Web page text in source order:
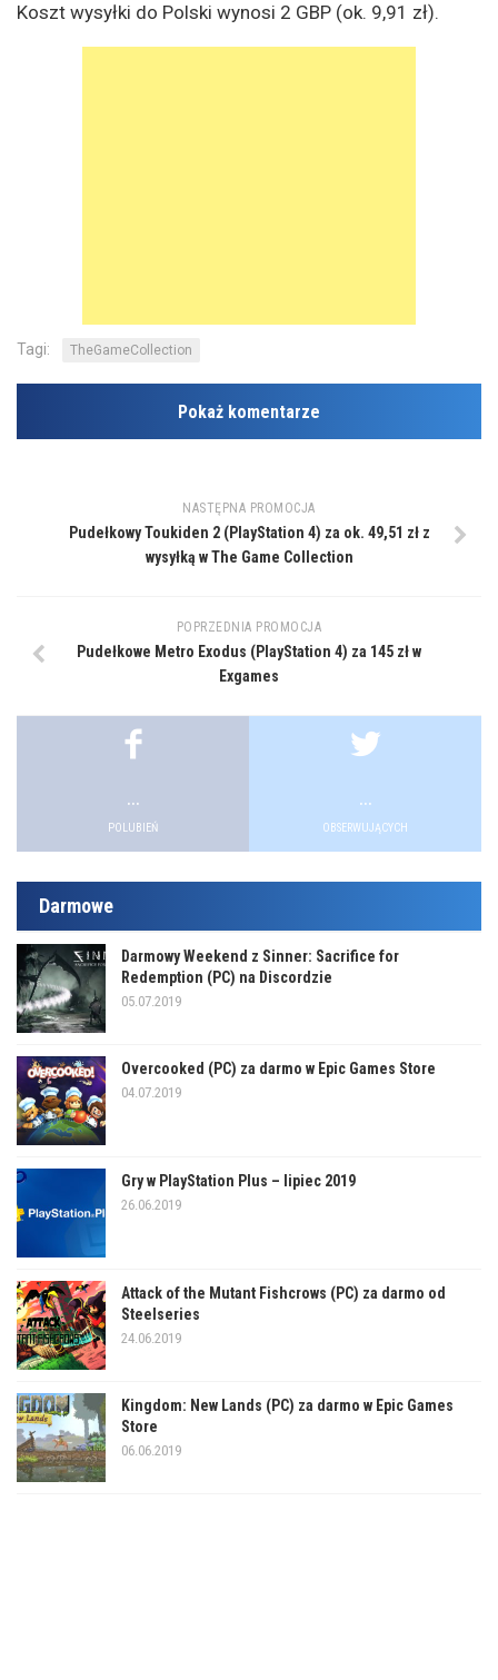
Koszt wysyłki do Polski wynosi 2 GBP (ok. 9,91 zł).
Tagi: TheGameCollection
Pokaż komentarze
NASTĘPNA PROMOCJA
Pudełkowy Toukiden 2 (PlayStation 4) za ok. 49,51 zł z
wysyłką w The Game Collection
POPRZEDNIA PROMOCJA
Pudełkowe Metro Exodus (PlayStation 4) za 145 zł w
Exgames
...
POLUBIEŃ
...
OBSERWUJĄCYCH
Darmowe
Darmowy Weekend z Sinner: Sacrifice for
Redemption (PC) na Discordzie
05.07.2019
Overcooked (PC) za darmo w Epic Games Store
04.07.2019
Gry w PlayStation Plus – lipiec 2019
26.06.2019
Attack of the Mutant Fishcrows (PC) za darmo od
Steelseries
24.06.2019
Kingdom: New Lands (PC) za darmo w Epic Games
Store
06.06.2019